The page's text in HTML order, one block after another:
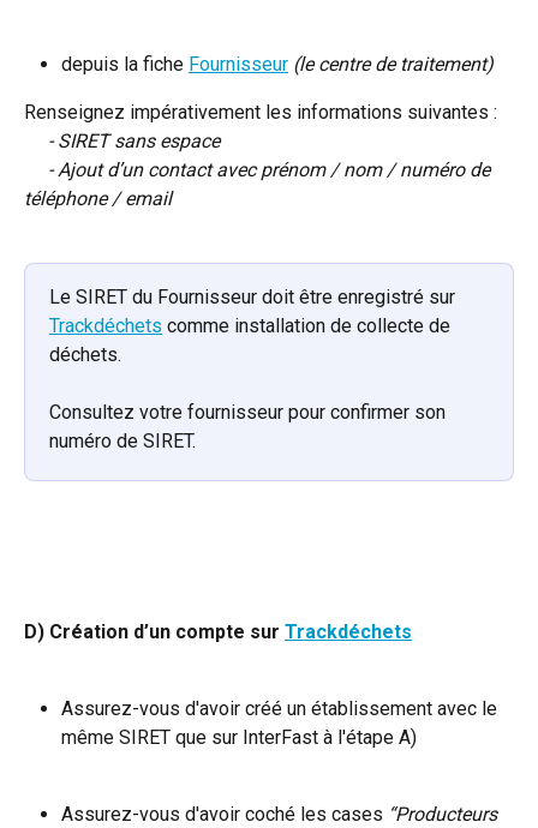
depuis la fiche Fournisseur (le centre de traitement)
Renseignez impérativement les informations suivantes :
     - SIRET sans espace
téléphone / email
Le SIRET du Fournisseur doit être enregistré sur
Trackdéchets comme installation de collecte de
déchets.
Consultez votre fournisseur pour confirmer son
numéro de SIRET.
D) Création d’un compte sur Trackdéchets
Assurez-vous d'avoir créé un établissement avec le
même SIRET que sur InterFast à l'étape A)
Assurez-vous d'avoir coché les cases “Producteurs